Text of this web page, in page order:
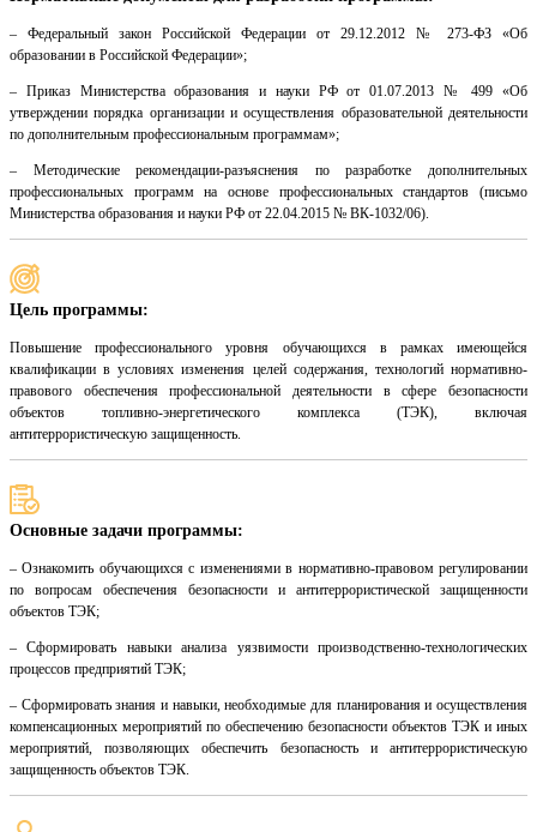
– Федеральный закон Российской Федерации от 29.12.2012 № 273-ФЗ «Об
образовании в Российской Федерации»;
– Приказ Министерства образования и науки РФ от 01.07.2013 № 499 «Об
утверждении порядка организации и осуществления образовательной деятельности
по дополнительным профессиональным программам»;
– Методические рекомендации-разъяснения по разработке дополнительных
профессиональных программ на основе профессиональных стандартов (письмо
Министерства образования и науки РФ от 22.04.2015 № ВК-1032/06).
Цель программы:
Повышение профессионального уровня обучающихся в рамках имеющейся
квалификации в условиях изменения целей содержания, технологий нормативно-
правового обеспечения профессиональной деятельности в сфере безопасности
объектов топливно-энергетического комплекса (ТЭК), включая
антитеррористическую защищенность.
Основные задачи программы:
– Ознакомить обучающихся с изменениями в нормативно-правовом регулировании
по вопросам обеспечения безопасности и антитеррористической защищенности
объектов ТЭК;
– Сформировать навыки анализа уязвимости производственно-технологических
процессов предприятий ТЭК;
– Сформировать знания и навыки, необходимые для планирования и осуществления
компенсационных мероприятий по обеспечению безопасности объектов ТЭК и иных
мероприятий, позволяющих обеспечить безопасность и антитеррористическую
защищенность объектов ТЭК.